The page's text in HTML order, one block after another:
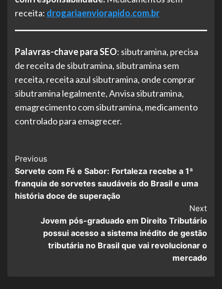
receita: drogariaenviorapido.com.br
Palavras-chave para SEO: sibutramina, precisa
de receita de sibutramina, sibutramina sem
receita, receita azul sibutramina, onde comprar
sibutramina legalmente, Anvisa sibutramina,
emagrecimento com sibutramina, medicamento
controlado para emagrecer.
Post
Navigation
Previous
Sorvete com Fé e Sabor: Fortaleza recebe a 1ª
franquia de sorvetes saudáveis do Brasil e uma
história doce de superação
Next
Jovem pós-graduado em Direito Tributário
possui acesso a sistema inédito de gestão
tributária no Brasil que vai revolucionar o
mercado